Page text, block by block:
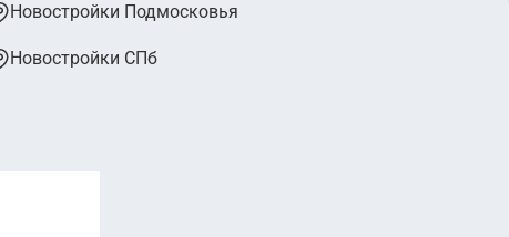
Новостройки Подмосковья
Новостройки СПб